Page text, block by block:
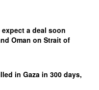
expect a deal soon
Oman on Strait of
in Gaza in 300 days,